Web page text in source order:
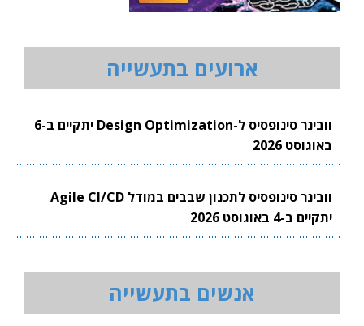
ארועים בתעשייה
וובינר סינופסיס ל-Design Optimization יתקיים ב-6
באוגוסט 2026
וובינר סינופסיס לתכנון שבבים במודל Agile CI/CD
יתקיים ב-4 באוגוסט 2026
אנשים בתעשייה